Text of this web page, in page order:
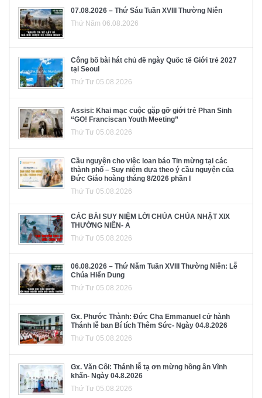
07.08.2026 – Thứ Sáu Tuần XVIII Thường Niên
Thứ Năm 06.08.2026
Công bố bài hát chủ đề ngày Quốc tế Giới trẻ 2027
tại Seoul
Thứ Tư 05.08.2026
Assisi: Khai mạc cuộc gặp gỡ giới trẻ Phan Sinh
“GO! Franciscan Youth Meeting”
Thứ Tư 05.08.2026
Cầu nguyện cho việc loan báo Tin mừng tại các
thành phố – Suy niệm dựa theo ý cầu nguyện của
Đức Giáo hoàng tháng 8/2026 phần I
Thứ Tư 05.08.2026
CÁC BÀI SUY NIỆM LỜI CHÚA CHÚA NHẬT XIX
THƯỜNG NIÊN- A
Thứ Tư 05.08.2026
06.08.2026 – Thứ Năm Tuần XVIII Thường Niên: Lễ
Chúa Hiển Dung
Thứ Tư 05.08.2026
Gx. Phước Thành: Đức Cha Emmanuel cử hành
Thánh lễ ban Bí tích Thêm Sức- Ngày 04.8.2026
Thứ Tư 05.08.2026
Gx. Văn Côi: Thánh lễ tạ ơn mừng hồng ân Vĩnh
khấn- Ngày 04.8.2026
Thứ Tư 05.08.2026